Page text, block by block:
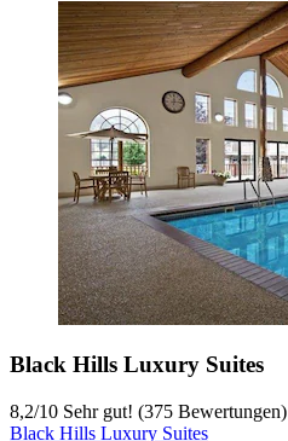
Black Hills Luxury Suites
8,2/10 Sehr gut! (375 Bewertungen)
Black Hills Luxury Suites